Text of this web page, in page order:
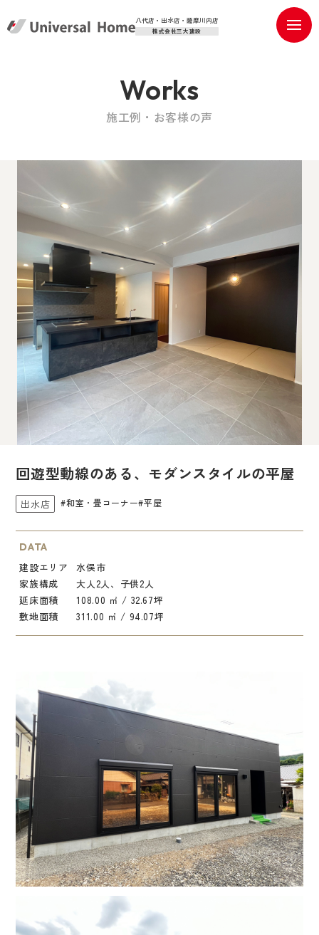
八代店・出水店・薩摩川内店
株式会社三大建設
Works
施工例・お客様の声
回遊型動線のある、モダンスタイルの平屋
出水店 #和室・畳コーナー#平屋
DATA
建設エリア
水俣市
家族構成
大人2人、子供2人
延床面積
108.00 ㎡ / 32.67坪
敷地面積
311.00 ㎡ / 94.07坪